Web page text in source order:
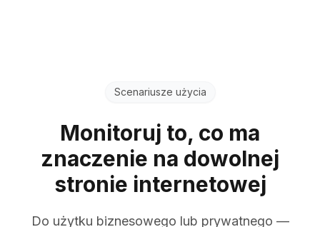
Scenariusze użycia
Monitoruj to, co ma
znaczenie na dowolnej
stronie internetowej
Do użytku biznesowego lub prywatnego —